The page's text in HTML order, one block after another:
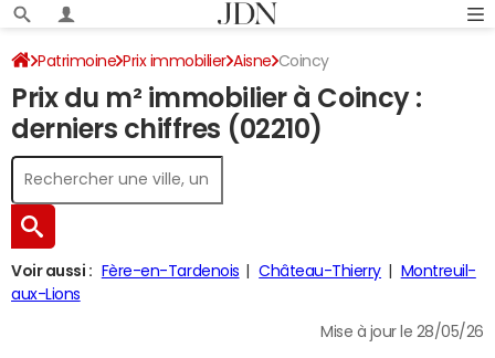
Patrimoine Prix immobilier Aisne Coincy
Prix du m² immobilier à Coincy :
derniers chiffres (02210)
Voir aussi : Fère-en-Tardenois Château-Thierry
Montreuil-
aux-Lions
Mise à jour le 28/05/26